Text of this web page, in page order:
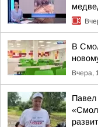
В
Вчера,
Павел